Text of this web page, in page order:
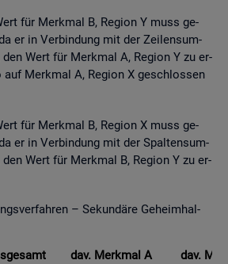
für Merk­mal B, Re­gi­on Y muss ge­
er in Ver­bin­dung mit der Zei­len­sum­
Wert für Merk­mal A, Re­gi­on Y zu er­
auf Merk­mal A, Re­gi­on X ge­schlos­sen
für Merk­mal B, Re­gi­on X muss ge­
er in Ver­bin­dung mit der Spal­ten­sum­
Wert für Merk­mal B, Re­gi­on Y zu er­
– Se­kun­dä­re Ge­heim­hal­
dav. Merk­mal A dav.